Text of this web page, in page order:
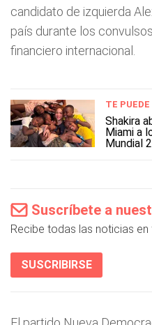
candidato de izquierda
país durante los
financiero internacional.
TE
Shakira
Miami a
Mundial
Suscríbete a
Recibe todas las noticias en
SUSCRIBIRSE